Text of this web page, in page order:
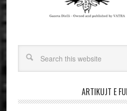
ARTIKUJT E